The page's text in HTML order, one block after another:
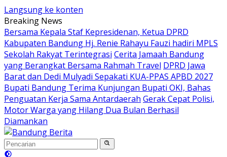
Langsung ke konten
Breaking News
Bersama Kepala Staf Kepresidenan, Ketua DPRD
Kabupaten Bandung Hj. Renie Rahayu Fauzi hadiri MPLS
Sekolah Rakyat Terintegrasi Cerita Jamaah Bandung
yang Berangkat Bersama Rahmah Travel DPRD Jawa
Barat dan Dedi Mulyadi Sepakati KUA-PPAS APBD 2027
Bupati Bandung Terima Kunjungan Bupati OKI, Bahas
Penguatan Kerja Sama Antardaerah Gerak Cepat Polisi,
Motor Warga yang Hilang Dua Bulan Berhasil
Diamankan